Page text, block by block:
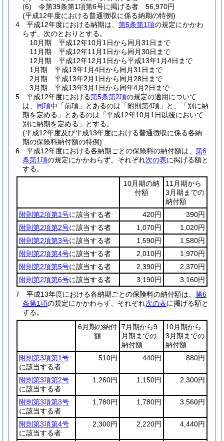
(6)
令第39条第1項第6号に掲げる者 56,970円
(平成12年度における普通徴収に係る納期の特例)
4
平成12年度における納期は、 第5条第1項の規定にかかわ
らず、次のとおりとする。
10月期 平成12年10月1日から同月31日まで
11月期 平成12年11月1日から同月30日まで
12月期 平成12年12月1日から平成13年1月4日まで
1月期 平成13年1月4日から同月31日まで
2月期 平成13年2月1日から同月28日まで
3月期 平成13年3月1日から同年4月2日まで
5
平成12年度における第5条第2項の規定の適用について
は、 同項中「前項」とあるのは「附則第4項」と、「別に納
期を定める」とあるのは「平成12年10月1日以後において
別に納期を定める」とする。
(平成12年度及び平成13年度における普通徴収に係る各納
期の保険料納付額の特例)
6
平成12年度における各納期ごとの保険料の納付額は、 第6
条第1項の規定にかかわらず、それぞれ次の表に掲げる額と
する。
10月期の納
付額
11月期から
3月期までの
納付額
附則第2項第1号に該当する者 420円
390円
附則第2項第2号に該当する者 1,070円
1,020円
附則第2項第3号に該当する者 1,590円
1,580円
附則第2項第4号に該当する者 2,010円
1,970円
附則第2項第5号に該当する者 2,390円
2,370円
附則第2項第6号に該当する者 3,190円
3,160円
7
平成13年度における各納期ごとの保険料の納付額は、 第6
条第1項の規定にかかわらず、それぞれ次の表に掲げる額と
する。
6月期の納付
額
7月期から9
月期までの
納付額
10月期から
3月期までの
納付額
附則第3項第1号
に該当する者
510円 440円 880円
附則第3項第2号
に該当する者
1,260円 1,150円 2,300円
附則第3項第3号
に該当する者
1,780円 1,780円 3,560円
附則第3項第4号
に該当する者
2,300円 2,220円 4,440円